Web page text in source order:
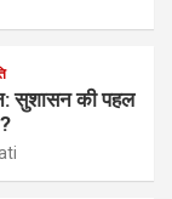
सुशासन की पहल